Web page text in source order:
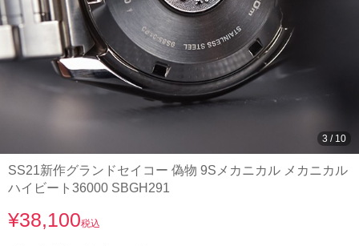
3 / 10
SS21新作グランドセイコー 偽物 9Sメカニカル メカニカル
ハイビート36000 SBGH291
¥38,100税込